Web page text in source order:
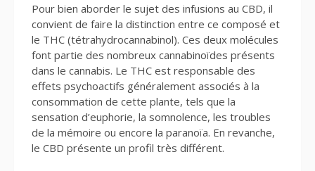
Pour bien aborder le sujet des infusions au CBD, il
convient de faire la distinction entre ce composé et
le THC (tétrahydrocannabinol). Ces deux molécules
font partie des nombreux cannabinoïdes présents
dans le cannabis. Le THC est responsable des
effets psychoactifs généralement associés à la
consommation de cette plante, tels que la
sensation d’euphorie, la somnolence, les troubles
de la mémoire ou encore la paranoïa. En revanche,
le CBD présente un profil très différent.